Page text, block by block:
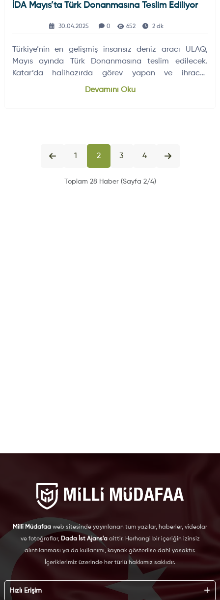
İDA Mayıs’ta Türk Donanmasına Teslim Ediliyor
30.04.2025 0 652 2 dk
Türkiye’nin en gelişmiş insansız deniz aracı ULAQ,
Mayıs ayında Türk Donanmasına teslim edilecek.
Katar’da halihazırda görev yapan ve ihracat
sözleşmesi imzalanmış ilk İDA olma özelliğini taşıyan
Devamını Oku
1 2 3 4
Toplam 28 Haber (Sayfa 2/4)
Milli Müdafaa web sitesinde yayınlanan tüm yazılar, haberler, videolar
ve fotoğraflar, Dada İst Ajans'aaittir. Herhangi bir içeriğin izinsiz
alıntılanması ya da kullanımı, kaynak gösterilse dahi yasaktır.
İçeriklerimiz üzerinde her türlü hakkımız saklıdır.
Hızlı Erişim